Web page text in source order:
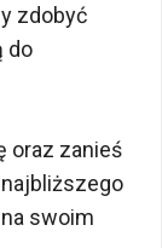
zdobyć
do
oraz zanieś
swoim